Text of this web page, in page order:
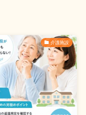
介護施設